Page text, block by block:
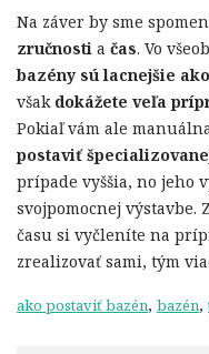
Na záver by sme
zručnosti a čas. Vo
bazény sú lacnejšie
však dokážete veľa
Pokiaľ vám ale
postaviť
prípade vyššia, no jeho
svojpomocnej výstavbe.
času si vyčleníte na
zrealizovať sami, tým
ako postaviť bazén, bazén,